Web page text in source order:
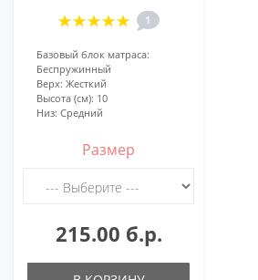
1
Базовый блок матраса:
Беспружинный
Верх: Жесткий
Высота (см): 10
Низ: Средний
Размер
215.00 б.р.